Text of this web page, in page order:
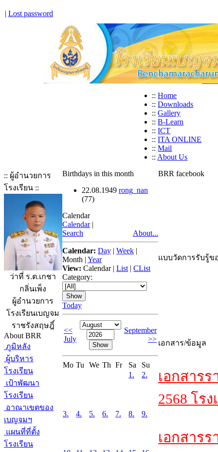
| Lost password
:: Home
:: Downloads
:: Gallery
:: B-Learn
:: ICT
:: ITA ONLINE
:: Mail
:: About Us
:: ผู้อำนวยการ
โรงเรียน ::
ว่าที่ ร.ต.เกชา
กลิ่นเพ็ง
ผู้อำนวยการ
โรงเรียนเบญจม
ราชรังสฤษฎิ์
About BRR
ภูมิหลัง
ผู้บริหาร
โรงเรียน
เป้าพัฒนา
โรงเรียน
อาณาเขตของ
เบญจมฯ
แผนที่ที่ตั้ง
โรงเรียน
Birthdays in this month
22.08.1949 rong_nan
(77)
Calendar
Calendar |
Search
About...
Calendar: Day | Week |
Month | Year
View: Calendar| List | CList
Category:
Today
<<
July
September
>>
Mo Tu We Th Fr Sa
Su
1.
2.
3. 4. 5. 6. 7. 8. 9.
BRR facebook
แบบวัดการรับรู้ข
เอกสาร/ข้อมูล
เอกสาร
2568 โร
เอกสาร